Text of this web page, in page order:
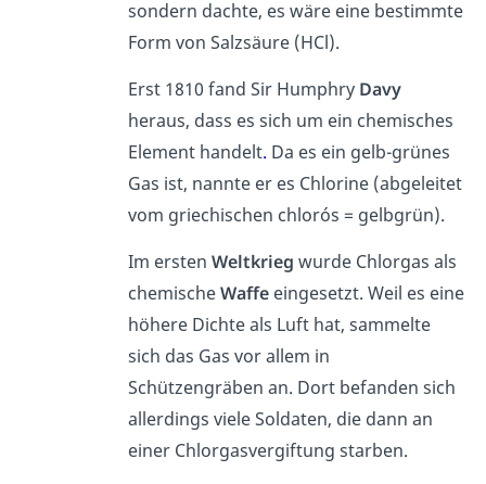
sondern dachte, es wäre eine bestimmte
Form von Salzsäure (HCl).
Erst 1810 fand Sir Humphry Davy
heraus, dass es sich um ein chemisches
Element handelt. Da es ein gelb-grünes
Gas ist, nannte er es Chlorine (abgeleitet
vom griechischen chlorós = gelbgrün).
Im ersten Weltkrieg wurde Chlorgas als
chemischeWaffeeingesetzt. Weil es eine
höhere Dichte als Luft hat, sammelte
sich das Gas vor allem in
Schützengräben an. Dort befanden sich
allerdings viele Soldaten, die dann an
einer Chlorgasvergiftung starben.